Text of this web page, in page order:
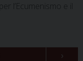
l’Ecumenismo e il
›